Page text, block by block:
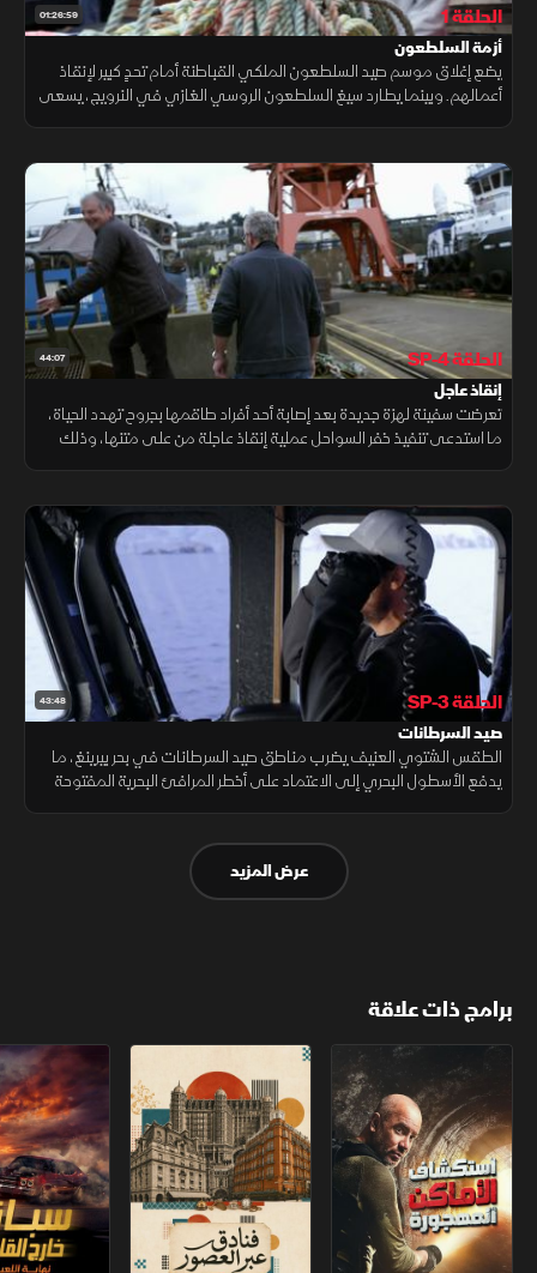
01:26:59 الحلقة 1
أزمة السلطعون
يضع إغلاق موسم صيد السلطعون الملكي القباطنة أمام تحدٍ كبير لإنقاذ
أعمالهم. وبينما يطارد سيغ السلطعون الروسي الغازي في النرويج، يسعى
44:07 الحلقة SP-4
إنقاذ عاجل
تعرضت سفينة لهزة جديدة بعد إصابة أحد أفراد طاقمها بجروح تهدد الحياة،
ما استدعى تنفيذ خفر السواحل عملية إنقاذ عاجلة من على متنها، وذلك
43:48 الحلقة SP-3
صيد السرطانات
الطقس الشتوي العنيف يضرب مناطق صيد السرطانات في بحر بيرينغ، ما
يدفع الأسطول البحري إلى الاعتماد على أخطر المرافئ البحرية المفتوحة
عرض المزيد
برامج ذات علاقة
استكشاف الأماكن المهجورة فنادق عبر العصور سباق خارج